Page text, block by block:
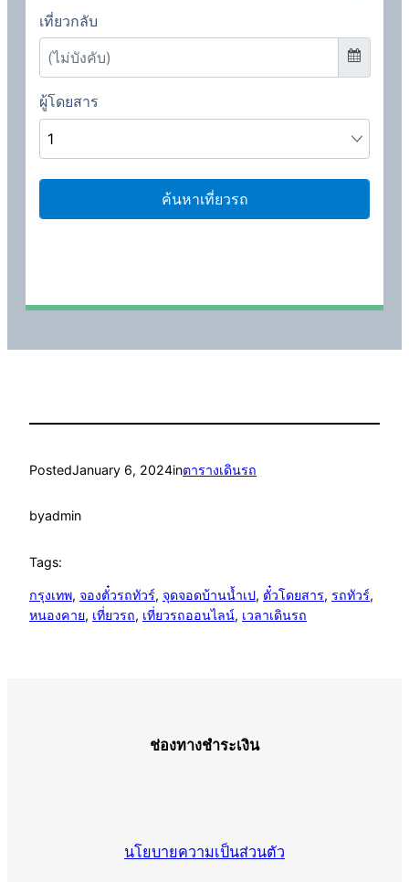
PostedJanuary 6, 2024inตารางเดินรถ
byadmin
Tags:
กรุงเทพ, จองตั๋วรถทัวร์, จุดจอดบ้านน้ำเป, ตั๋วโดยสาร, รถทัวร์
หนองคาย, เที่ยวรถ, เที่ยวรถออนไลน์, เวลาเดินรถ
ช่องทางชำระเงิน
นโยบายความเป็นส่วนตัว